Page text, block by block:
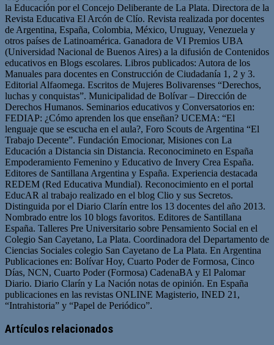
la Educación por el Concejo Deliberante de La Plata. Directora de la
Revista Educativa El Arcón de Clío. Revista realizada por docentes
de Argentina, España, Colombia, México, Uruguay, Venezuela y
otros países de Latinoamérica. Ganadora de VI Premios UBA
(Universidad Nacional de Buenos Aires) a la difusión de Contenidos
educativos en Blogs escolares. Libros publicados: Autora de los
Manuales para docentes en Construcción de Ciudadanía 1, 2 y 3.
Editorial Alfaomega. Escritos de Mujeres Bolivarenses “Derechos,
luchas y conquistas”. Municipalidad de Bolívar – Dirección de
Derechos Humanos. Seminarios educativos y Conversatorios en:
FEDIAP: ¿Cómo aprenden los que enseñan? UCEMA: “El
lenguaje que se escucha en el aula?, Foro Scouts de Argentina “El
Trabajo Decente”. Fundación Emocionar, Misiones con La
Educación a Distancia sin Distancia. Reconocimineto en España
Empoderamiento Femenino y Educativo de Invery Crea España.
Editores de Santillana Argentina y España. Experiencia destacada
REDEM (Red Educativa Mundial). Reconocimiento en el portal
EducAR al trabajo realizado en el blog Clio y sus Secretos.
Distinguida por el Diario Clarín entre los 13 docentes del año 2013.
Nombrado entre los 10 blogs favoritos. Editores de Santillana
España. Talleres Pre Universitario sobre Pensamiento Social en el
Colegio San Cayetano, La Plata. Coordinadora del Departamento de
Ciencias Sociales colegio San Cayetano de La Plata. En Argentina
Publicaciones en: Bolívar Hoy, Cuarto Poder de Formosa, Cinco
Días, NCN, Cuarto Poder (Formosa) CadenaBA y El Palomar
Diario. Diario Clarín y La Nación notas de opinión. En España
publicaciones en las revistas ONLINE Magisterio, INED 21,
“Intrahistoria” y “Papel de Periódico”.
web
Artículos relacionados